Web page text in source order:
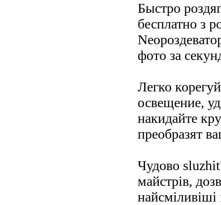
Быстро
бесплатно з
фото за
Легко
освещение,
накидайте
преобразят
Чудово sluzhit'
майстрів,
найсміливіші